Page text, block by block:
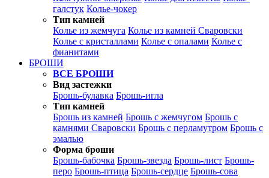
галстук Колье-чокер
Тип камней
Колье из жемчуга Колье из камней Сваровски
Колье с кристаллами Колье с опалами Колье с
фианитами
БРОШИ
ВСЕ БРОШИ
Вид застежки
Брошь-булавка Брошь-игла
Тип камней
Брошь из камней Брошь с жемчугом Брошь с
камнями Сваровски Брошь с перламутром Брошь с
эмалью
Форма броши
Брошь-бабочка Брошь-звезда Брошь-лист Брошь-
перо Брошь-птица Брошь-сердце Брошь-сова